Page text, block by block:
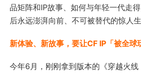
品矩阵和IP故事、如何与年轻一代走
后永远澎湃向前、不可被替代的惊人生
新体验、新故事，要让CF IP「被全球
今年6月，刚刚拿到版本的《穿越火